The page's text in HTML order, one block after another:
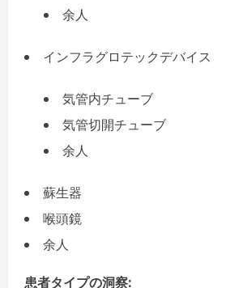
余人
インフラグロテックデバイス
気管内チューブ
気管切開チューブ
余人
蘇生器
喉頭鏡
余人
患者タイプの洞察: